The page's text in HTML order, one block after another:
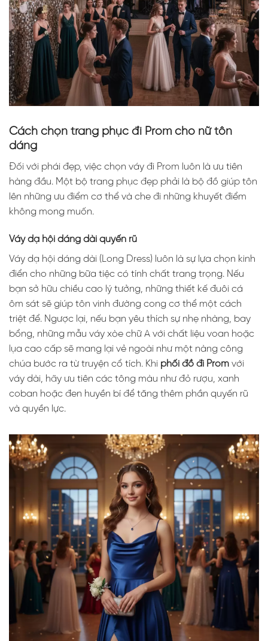
Cách chọn trang phục đi Prom cho nữ tôn
dáng
Đối với phái đẹp, việc chọn váy đi Prom luôn là ưu tiên
hàng đầu. Một bộ trang phục đẹp phải là bộ đồ giúp tôn
lên những ưu điểm cơ thể và che đi những khuyết điểm
không mong muốn.
Váy dạ hội dáng dài quyến rũ
Váy dạ hội dáng dài (Long Dress) luôn là sự lựa chọn kinh
điển cho những bữa tiệc có tính chất trang trọng. Nếu
bạn sở hữu chiều cao lý tưởng, những thiết kế đuôi cá
ôm sát sẽ giúp tôn vinh đường cong cơ thể một cách
triệt để. Ngược lại, nếu bạn yêu thích sự nhẹ nhàng, bay
bổng, những mẫu váy xòe chữ A với chất liệu voan hoặc
lụa cao cấp sẽ mang lại vẻ ngoài như một nàng công
chúa bước ra từ truyện cổ tích. Khi phối đồ đi Prom với
váy dài, hãy ưu tiên các tông màu như đỏ rượu, xanh
coban hoặc đen huyền bí để tăng thêm phần quyến rũ
và quyền lực.